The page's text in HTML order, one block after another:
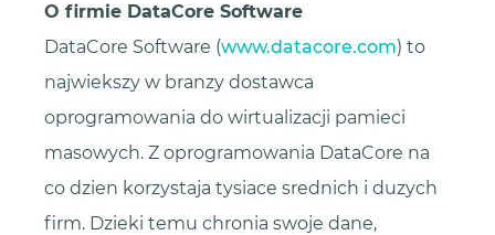
O firmie DataCore Software
DataCore Software (www.datacore.com) to
najwiekszy w branzy dostawca
oprogramowania do wirtualizacji pamieci
masowych. Z oprogramowania DataCore na
co dzien korzystaja tysiace srednich i duzych
firm. Dzieki temu chronia swoje dane,